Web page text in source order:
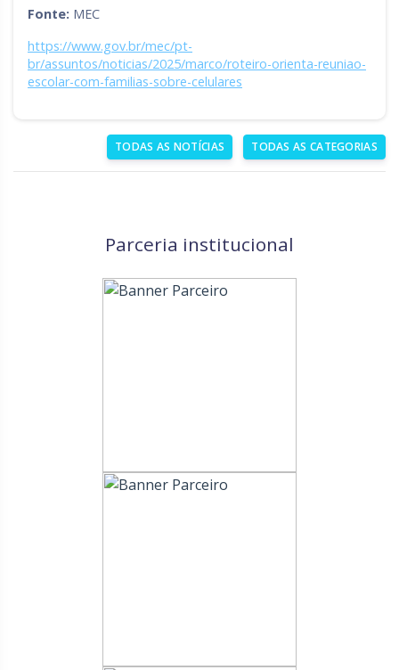
Fonte: MEC
https://www.gov.br/mec/pt-
br/assuntos/noticias/2025/marco/roteiro-orienta-reuniao-
escolar-com-familias-sobre-celulares
TODAS AS NOTÍCIAS TODAS AS CATEGORIAS
Parceria institucional